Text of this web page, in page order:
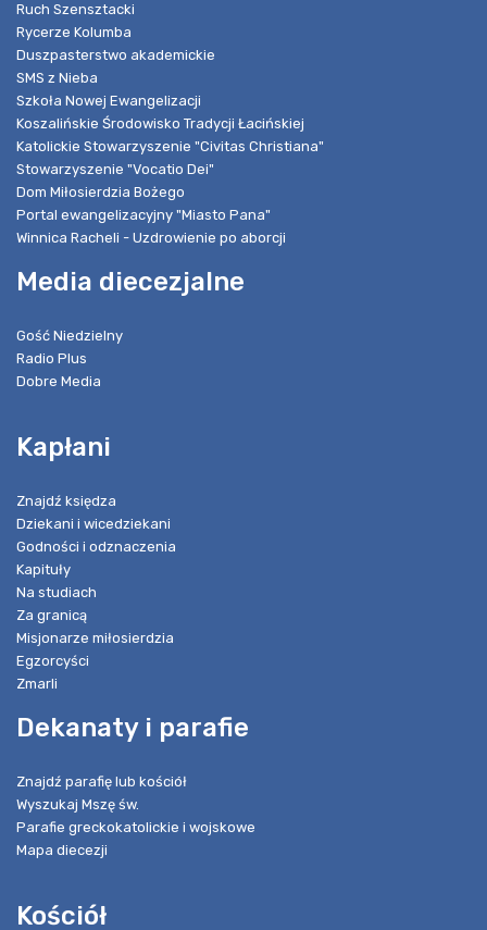
Ruch Szensztacki
Rycerze Kolumba
Duszpasterstwo akademickie
SMS z Nieba
Szkoła Nowej Ewangelizacji
Koszalińskie Środowisko Tradycji Łacińskiej
Katolickie Stowarzyszenie "Civitas Christiana"
Stowarzyszenie "Vocatio Dei"
Dom Miłosierdzia Bożego
Portal ewangelizacyjny "Miasto Pana"
Winnica Racheli - Uzdrowienie po aborcji
Media diecezjalne
Gość Niedzielny
Radio Plus
Dobre Media
Kapłani
Znajdź księdza
Dziekani i wicedziekani
Godności i odznaczenia
Kapituły
Na studiach
Za granicą
Misjonarze miłosierdzia
Egzorcyści
Zmarli
Dekanaty i parafie
Znajdź parafię lub kościół
Wyszukaj Mszę św.
Parafie greckokatolickie i wojskowe
Mapa diecezji
Kościół